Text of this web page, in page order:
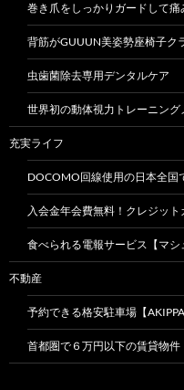
巻き爪をしっかりガードして痛
背筋がGUUUN美姿勢座椅子ク
虫歯菌除去専用デンタルケア
世界初の動体視力トレーニング
充実ライフ
DOCOMO回線使用の日本全国
入会金年会費無料！クレジッ
食べられる電報サービス【マシ
不動産
予約できる格安駐車場【
首都圏で６万円以下の賃貸物件